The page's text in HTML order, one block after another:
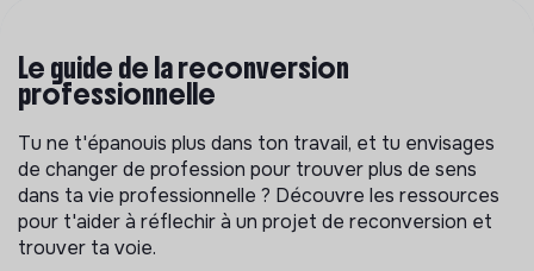
Le guide de la reconversion
professionnelle
Tu ne t'épanouis plus dans ton travail, et tu envisages
de changer de profession pour trouver plus de sens
dans ta vie professionnelle ? Découvre les ressources
pour t'aider à réflechir à un projet de reconversion et
trouver ta voie.